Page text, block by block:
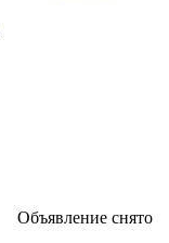
Объявление снято